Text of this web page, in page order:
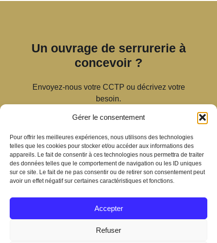
Gérer le consentement
Pour offrir les meilleures expériences, nous utilisons des technologies
telles que les cookies pour stocker et/ou accéder aux informations des
appareils. Le fait de consentir à ces technologies nous permettra de traiter
des données telles que le comportement de navigation ou les ID uniques
sur ce site. Le fait de ne pas consentir ou de retirer son consentement peut
avoir un effet négatif sur certaines caractéristiques et fonctions.
Accepter
Refuser
Un ouvrage de serrurerie à
concevoir ?
Envoyez-nous votre CCTP ou décrivez votre
besoin.
FABRICANT DEPUIS 2004 · RÉPONSE RAPIDE ·
DEVIS GRATUIT